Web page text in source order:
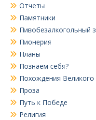
Отчеты
Памятники
Пивобезалкогольный
Пионерия
Планы
Познаем себя?
Похождения
Проза
Путь к Победе
Религия